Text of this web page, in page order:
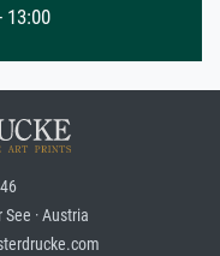
13:00
· Austria